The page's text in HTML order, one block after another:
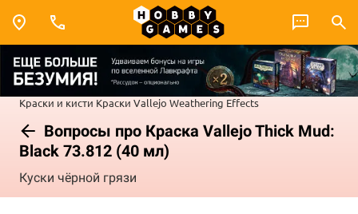
Краски и кисти Краски Vallejo Weathering Effects
Вопросы про Краска Vallejo Thick Mud:
Black 73.812 (40 мл)
Куски чёрной грязи